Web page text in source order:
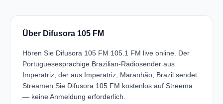
Über Difusora 105 FM
Hören Sie Difusora 105 FM 105.1 FM live online. Der
Portuguesesprachige Brazilian-Radiosender aus
Imperatriz, der aus Imperatriz, Maranhão, Brazil sendet.
Streamen Sie Difusora 105 FM kostenlos auf Streema
— keine Anmeldung erforderlich.